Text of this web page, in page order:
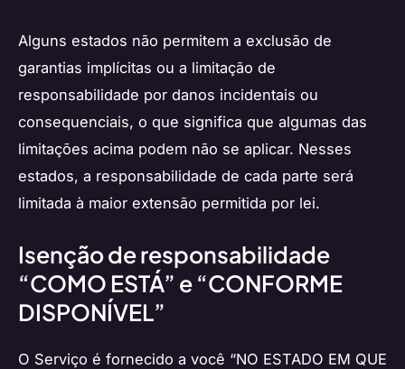
Alguns estados não permitem a exclusão de
garantias implícitas ou a limitação de
responsabilidade por danos incidentais ou
consequenciais, o que significa que algumas das
limitações acima podem não se aplicar. Nesses
estados, a responsabilidade de cada parte será
limitada à maior extensão permitida por lei.
Isenção de responsabilidade
“COMO ESTÁ” e “CONFORME
DISPONÍVEL”
O Serviço é fornecido a você “NO ESTADO EM QUE